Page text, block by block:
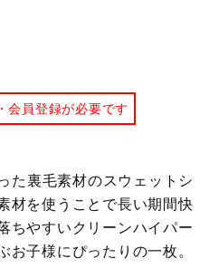
ス
会員登録が必要です
た裏毛素材のスウェットシ
材を使うことで長い期間快
ちやすいクリーンハイパー
お子様にぴったりの一枚。